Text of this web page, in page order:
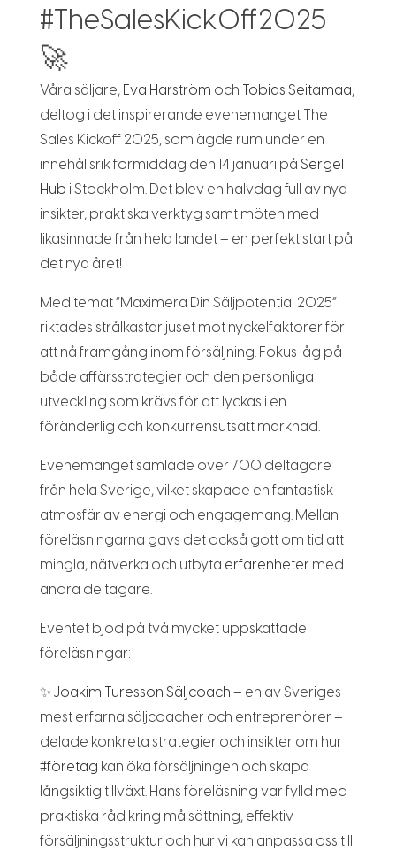
#TheSalesKickOff2025
🚀
Våra säljare, Eva Harström och Tobias Seitamaa,
deltog i det inspirerande evenemanget The
Sales Kickoff 2025, som ägde rum under en
innehållsrik förmiddag den 14 januari på Sergel
Hub i Stockholm. Det blev en halvdag full av nya
insikter, praktiska verktyg samt möten med
likasinnade från hela landet – en perfekt start på
det nya året!
Med temat ”Maximera Din Säljpotential 2025”
riktades strålkastarljuset mot nyckelfaktorer för
att nå framgång inom försäljning. Fokus låg på
både affärsstrategier och den personliga
utveckling som krävs för att lyckas i en
föränderlig och konkurrensutsatt marknad.
Evenemanget samlade över 700 deltagare
från hela Sverige, vilket skapade en fantastisk
atmosfär av energi och engagemang. Mellan
föreläsningarna gavs det också gott om tid att
mingla, nätverka och utbyta erfarenhetermed
andra deltagare.
Eventet bjöd på två mycket uppskattade
föreläsningar:
✨ Joakim Turesson Säljcoach – en av Sveriges
mest erfarna säljcoacher och entreprenörer –
delade konkreta strategier och insikter om hur
#företag kan öka försäljningen och skapa
långsiktig tillväxt. Hans föreläsning var fylld med
praktiska råd kring målsättning, effektiv
försäljningsstruktur och hur vi kan anpassa oss till